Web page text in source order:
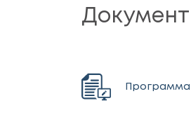
Программа